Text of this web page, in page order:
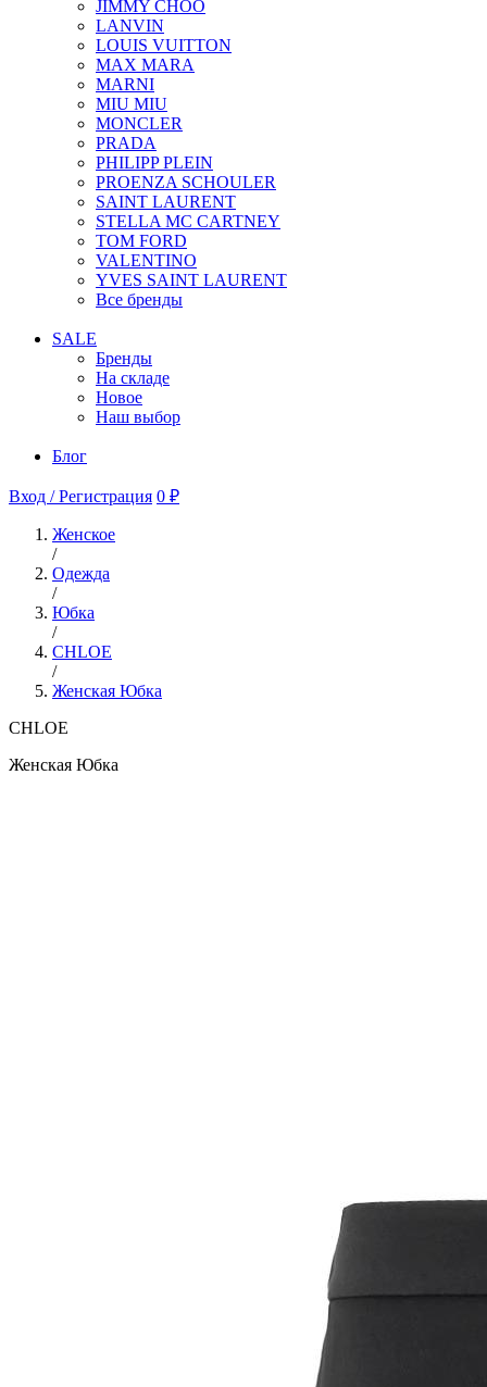
JIMMY CHOO
LANVIN
LOUIS VUITTON
MAX MARA
MARNI
MIU MIU
MONCLER
PRADA
PHILIPP PLEIN
PROENZA SCHOULER
SAINT LAURENT
STELLA MC CARTNEY
TOM FORD
VALENTINO
YVES SAINT LAURENT
Все бренды
SALE
Бренды
На складе
Новое
Наш выбор
Блог
Вход / Регистрация 0 ₽
Женское
/
Одежда
/
Юбка
/
CHLOE
/
Женская Юбка
CHLOE
Женская Юбка